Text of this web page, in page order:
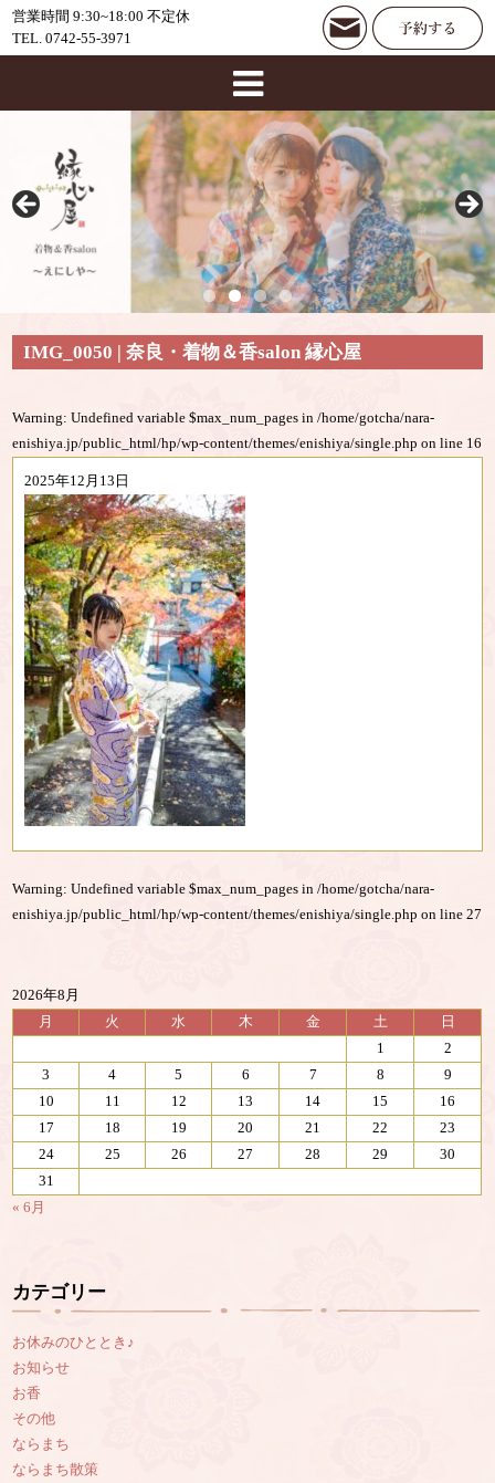
営業時間 9:30~18:00 不定休
TEL. 0742-55-3971
IMG_0050 | 奈良・着物＆香salon 縁心屋
Warning: Undefined variable $max_num_pages in/home/gotcha/nara-
enishiya.jp/public_html/hp/wp-content/themes/enishiya/single.php on line 16
2025年12月13日
Warning: Undefined variable $max_num_pages in/home/gotcha/nara-
enishiya.jp/public_html/hp/wp-content/themes/enishiya/single.php on line27
2026年8月
月
火 水 木 金 土
日
1
2
3
4 5 6 7 8
9
10
11 12 13 14 15
16
17
18 19 20 21 22
23
24
25 26 27 28 29
30
31
« 6月
カテゴリー
お休みのひととき♪
お知らせ
お香
その他
ならまち
ならまち散策